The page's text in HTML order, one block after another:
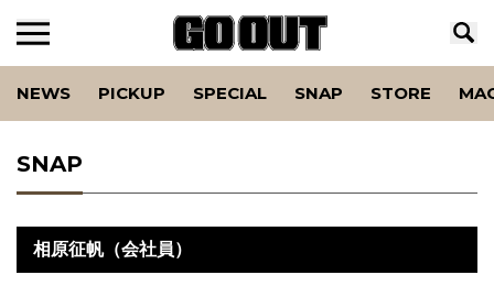
NEWS PICKUP SPECIAL SNAP STORE
SNAP
相原征帆（会社員）